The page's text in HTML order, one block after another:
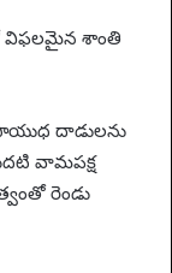
విఫలమైన శాంతి
దాడులను
వామపక్ష
రెండు